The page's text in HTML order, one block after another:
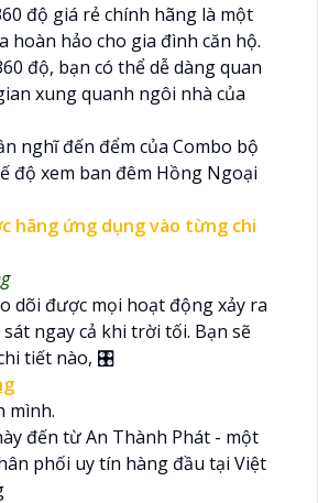
độ giá rẻ chính hãng là một
hoàn hảo cho gia đình căn hộ.
độ, bạn có thể dễ dàng quan
xung quanh ngôi nhà của
nghĩ đến đểm của Combo bộ
độ xem ban đêm Hồng Ngoại
hãng ứng dụng vào từng chi
dõi được mọi hoạt động xảy ra
ngay cả khi trời tối. Bạn sẽ
tiết nào, 🎛
mình.
đến từ An Thành Phát - một
phối uy tín hàng đầu tại Việt